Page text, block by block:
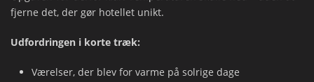
fjerne det, der gør hotellet unikt.
Udfordringen i korte træk:
Værelser, der blev for varme på solrige dage